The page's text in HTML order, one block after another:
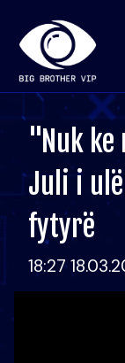
"Nuk ke
Juli i
fytyrë
18:27